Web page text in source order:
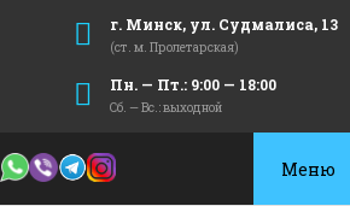
г. Минск, ул. Судмалиса, 13
(ст. м. Пролетарская)
Пн. — Пт.: 9:00 — 18:00
Сб. — Вс.: выходной
Toggle